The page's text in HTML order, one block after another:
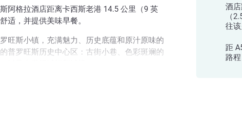
阿格拉酒店距离卡西斯老港 14.5 公里（9 英
适，并提供美味早餐。
旺斯小镇，充满魅力、历史底蕴和原汁原味的
普罗旺斯历史中心区：古街小巷、色彩斑斓的
前来普罗旺斯。在住宿期间，您可以充分享受
酒
（
往
距
路程